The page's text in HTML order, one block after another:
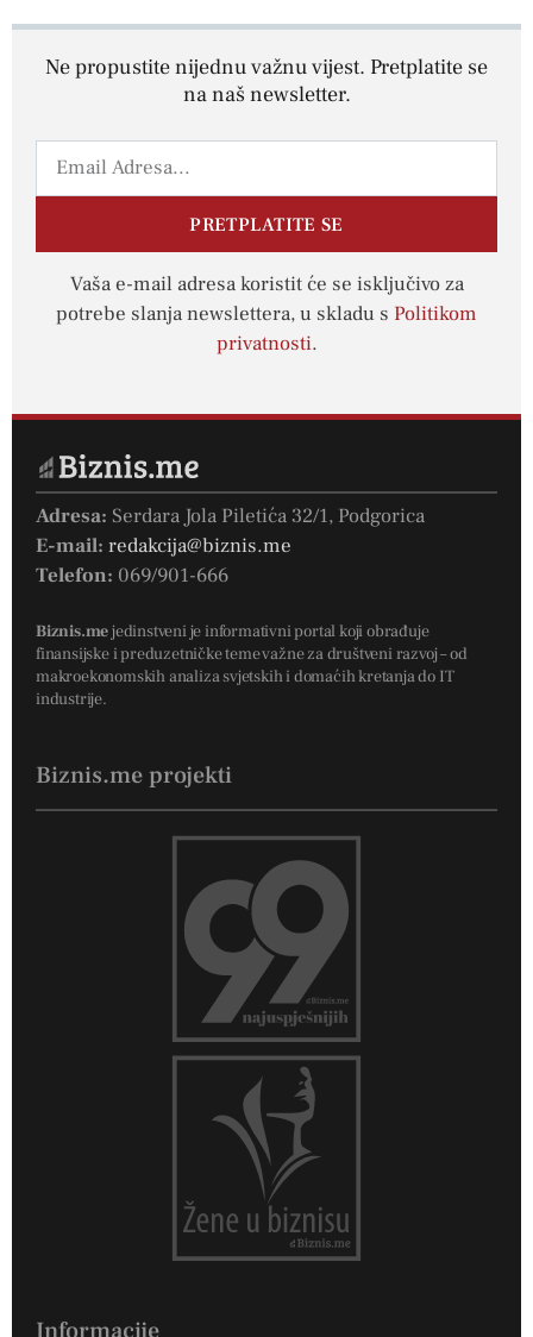
Ne propustite nijednu važnu vijest. Pretplatite se
na naš newsletter.
PRETPLATITE SE
Vaša e-mail adresa koristit će se isključivo za
potrebe slanja newslettera, u skladu s Politikom
privatnosti.
Adresa: Serdara Jola Piletića 32/1, Podgorica
E-mail: redakcija@biznis.me
Telefon: 069/901-666
Biznis.mejedinstveni je informativni portal koji obrađuje
finansijske i preduzetničke teme važne za društveni razvoj – od
makroekonomskih analiza svjetskih i domaćih kretanja do IT
industrije.
Biznis.me projekti